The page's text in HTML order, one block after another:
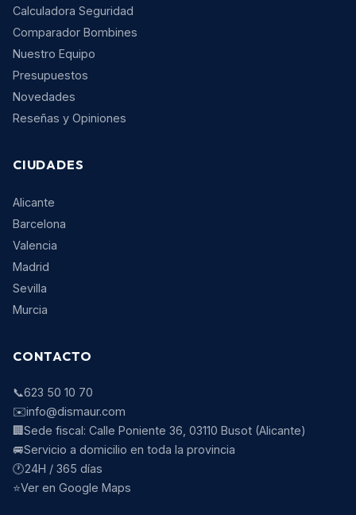
Calculadora Seguridad
Comparador Bombines
Nuestro Equipo
Presupuestos
Novedades
Reseñas y Opiniones
CIUDADES
Alicante
Barcelona
Valencia
Madrid
Sevilla
Murcia
CONTACTO
📞623 50 10 70
✉️info@dismaur.com
🏢Sede fiscal: Calle Poniente 36 03110 Busot (Alicante)
🚐Servicio a domicilio en toda la provincia
🕐24H / 365 días
⭐Ver en Google Maps